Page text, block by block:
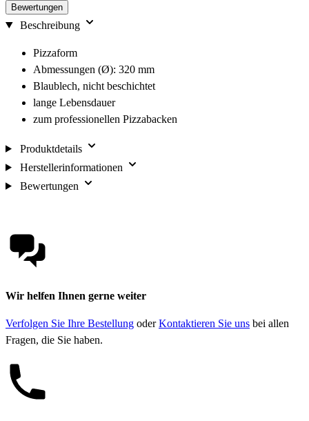
Bewertungen
Beschreibung
Pizzaform
Abmessungen (Ø): 320 mm
Blaublech, nicht beschichtet
lange Lebensdauer
zum professionellen Pizzabacken
Produktdetails
Herstellerinformationen
Bewertungen
Wir helfen Ihnen gerne weiter
Verfolgen Sie Ihre Bestellung oderKontaktieren Sie uns bei allen
Fragen, die Sie haben.